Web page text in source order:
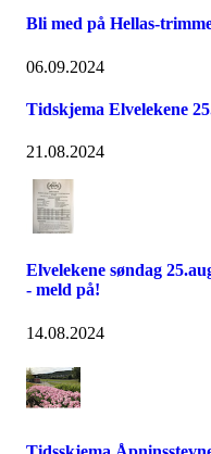
Bli med på Hellas-
06.09.2024
Tidskjema Elvelekene
21.08.2024
Elvelekene søndag
- meld på!
14.08.2024